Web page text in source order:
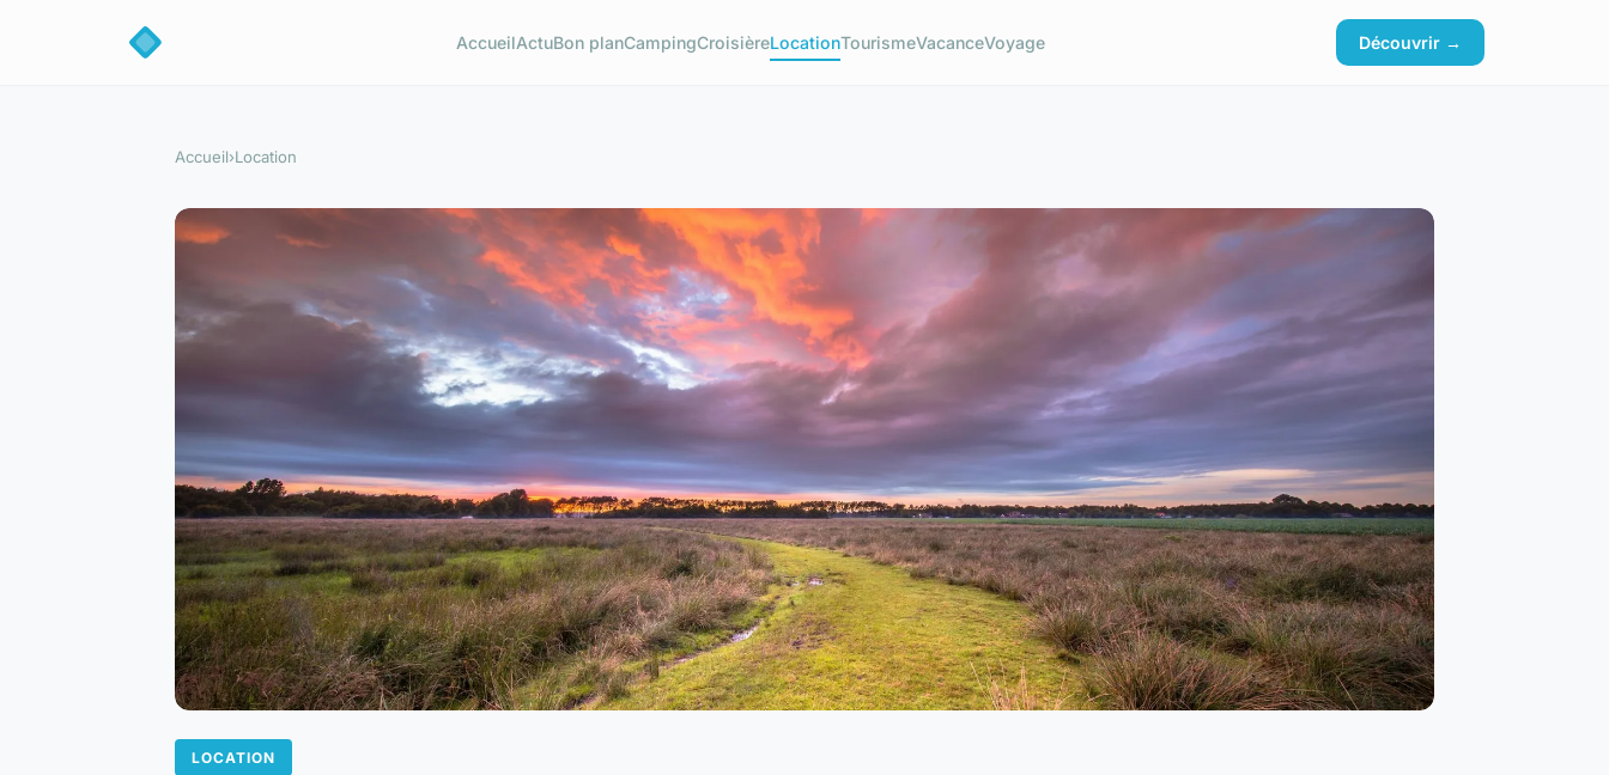
AccueilActuBon planCampingCroisièreLocationTourismeVacanceVoyage Découvrir →
Accueil›Location
LOCATION